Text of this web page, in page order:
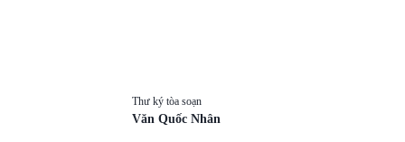
Thư ký tòa soạn
Văn Quốc Nhân